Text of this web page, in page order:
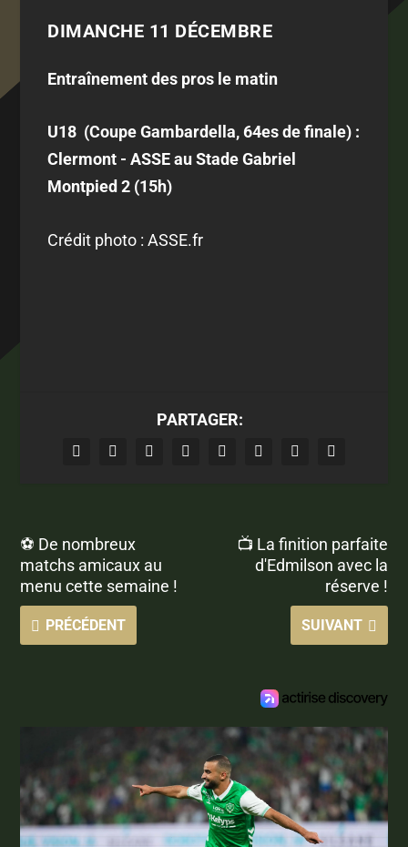
DIMANCHE 11 DÉCEMBRE
Entraînement des pros le matin
U18 (Coupe Gambardella, 64es de finale) :
Clermont - ASSE au Stade Gabriel
Montpied 2 (15h)
Crédit photo : ASSE.fr
PARTAGER:
⚽ De nombreux
matchs amicaux au
menu cette semaine !
PRÉCÉDENT
📺 La finition parfaite
d'Edmilson avec la
réserve !
SUIVANT